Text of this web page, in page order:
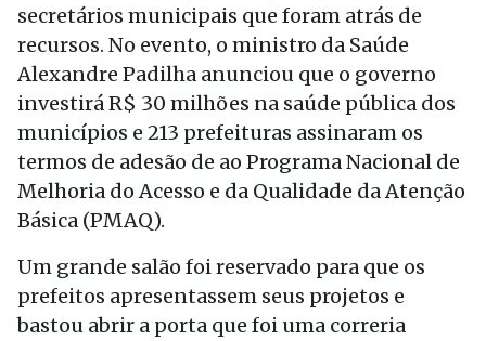
secretários municipais que foram atrás de
recursos. No evento, o ministro da Saúde
Alexandre Padilha anunciou que o governo
investirá R$ 30 milhões na saúde pública dos
municípios e 213 prefeituras assinaram os
termos de adesão de ao Programa Nacional de
Melhoria do Acesso e da Qualidade da Atenção
Básica (PMAQ).
Um grande salão foi reservado para que os
prefeitos apresentassem seus projetos e
bastou abrir a porta que foi uma correria